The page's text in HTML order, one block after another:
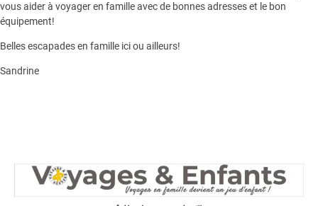
vous aider à voyager en famille avec de bonnes adresses et le bon
équipement!
Belles escapades en famille ici ou ailleurs!
Sandrine